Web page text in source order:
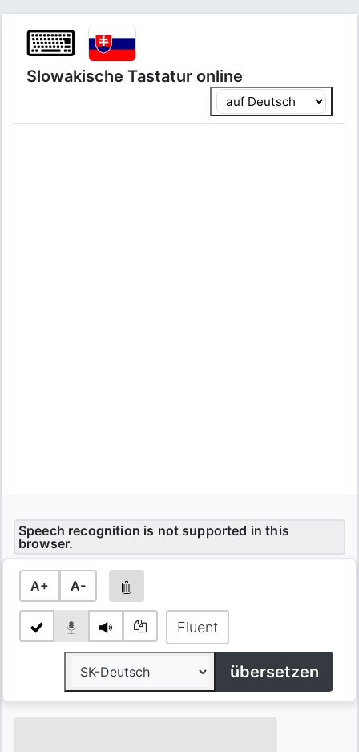
⌨
Slowakische Tastatur online
Speech recognition is not supported in this
browser.
A+ A-
Fluent
übersetzen